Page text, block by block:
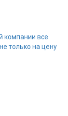
компании все
только на цену